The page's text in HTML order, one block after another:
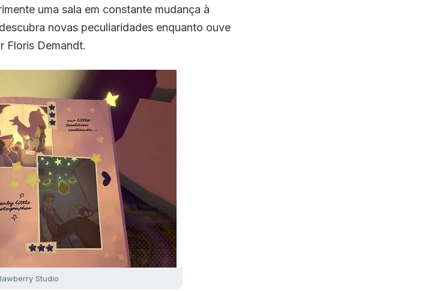
uma sala em constante mudança à
novas peculiaridades enquanto ouve
Floris Demandt.
Studio